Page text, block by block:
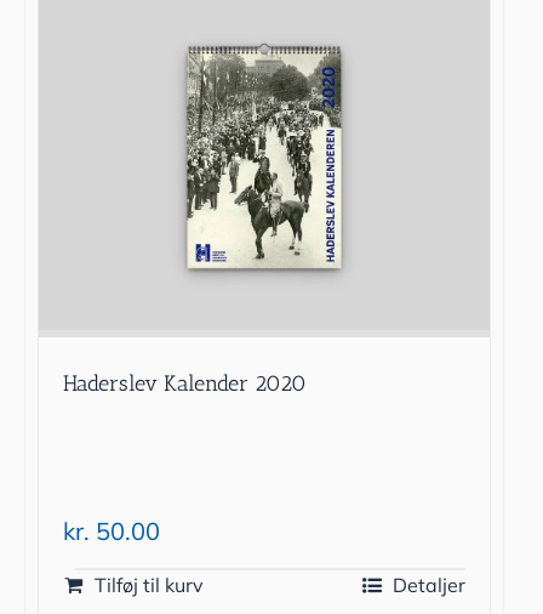
Haderslev Kalender 2020
kr. 50.00
Tilføj til kurv Detaljer